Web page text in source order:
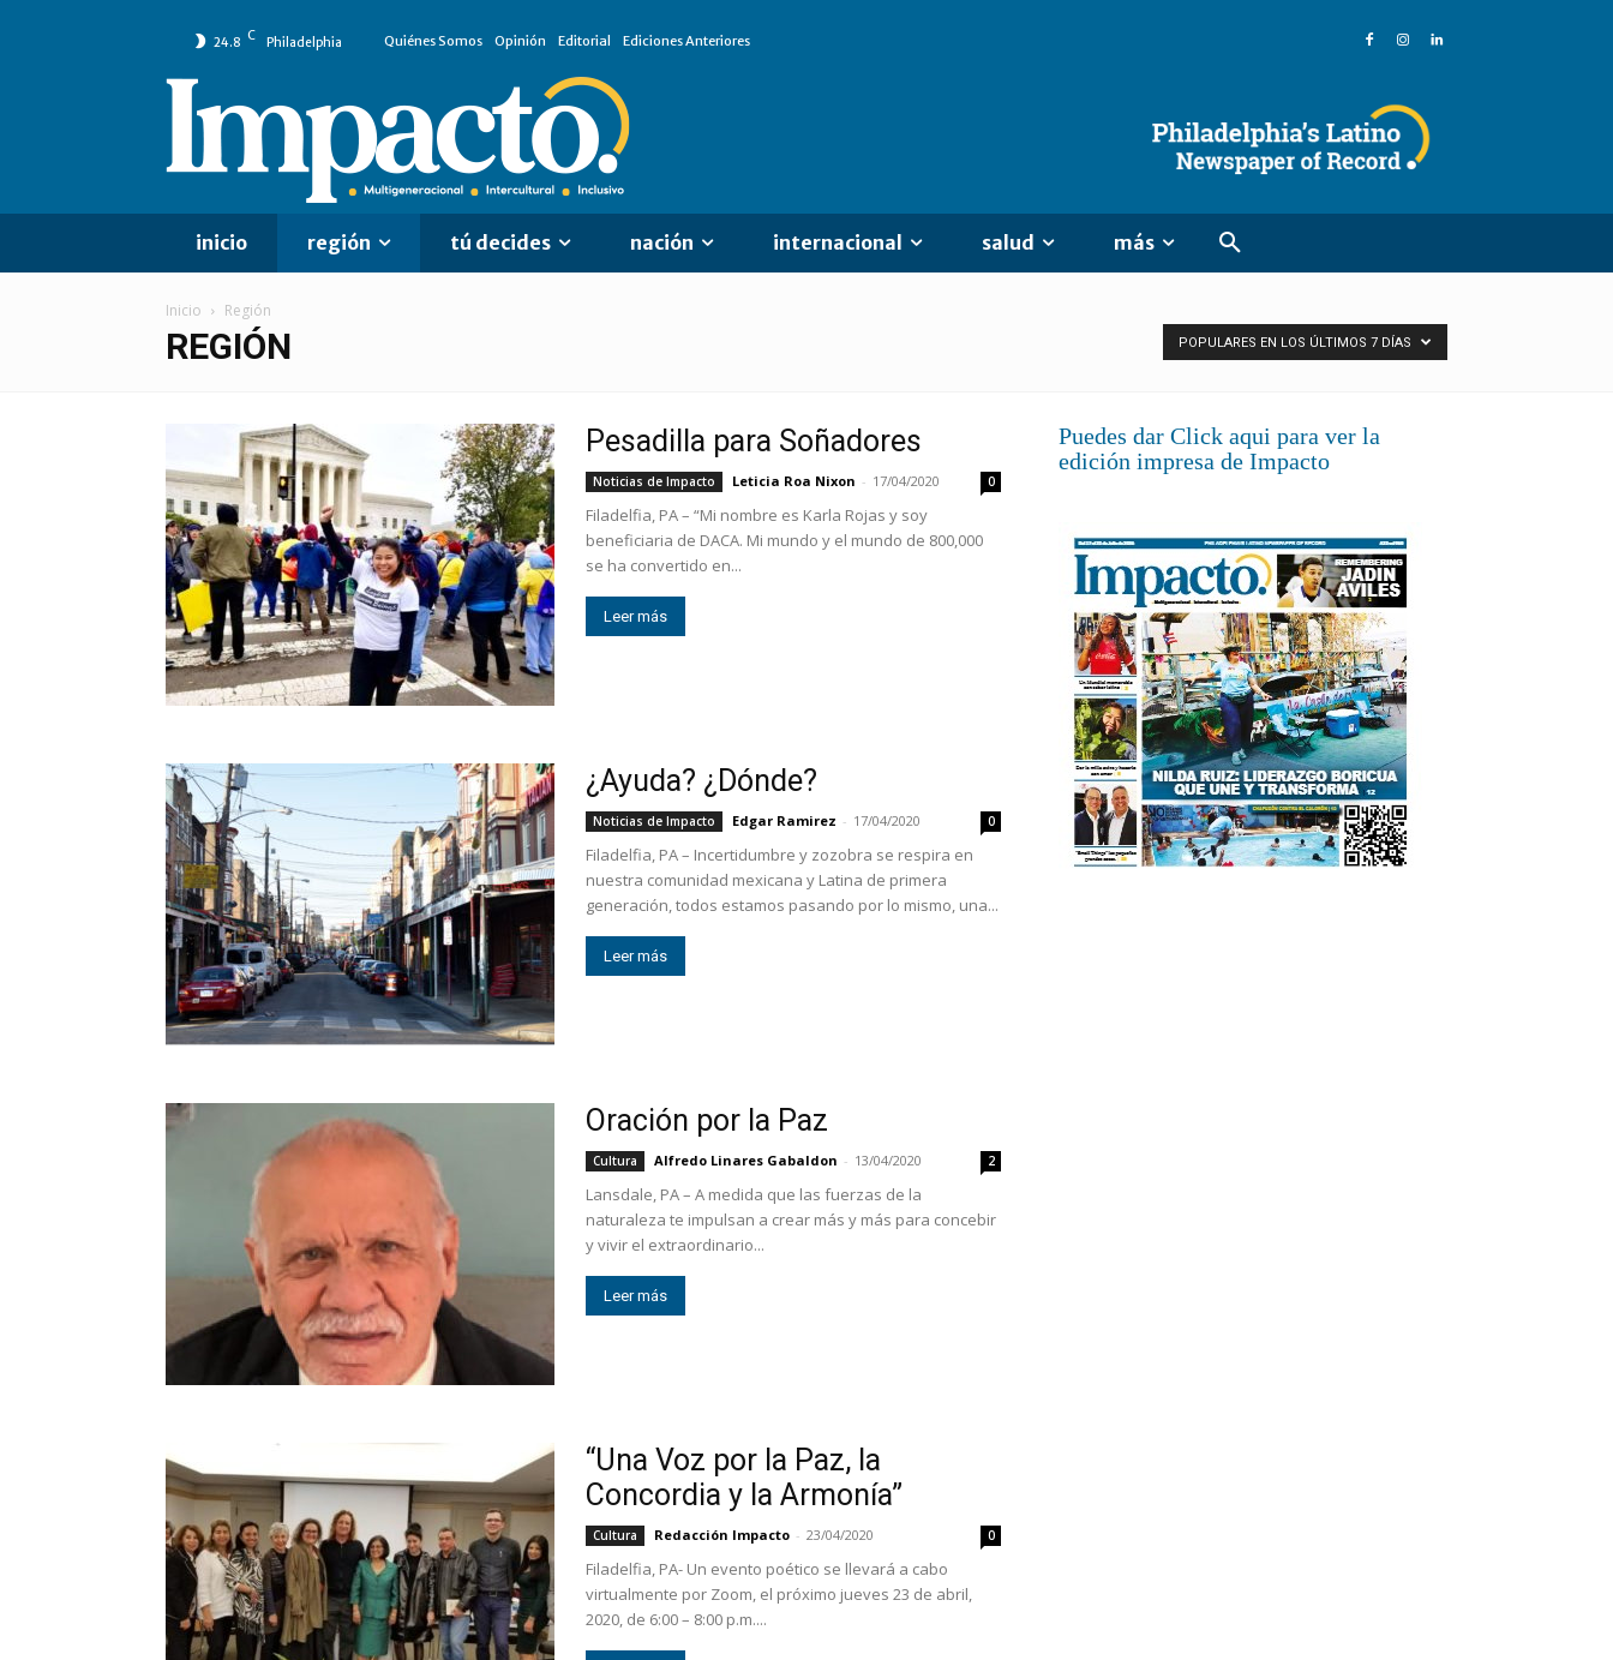
24.8 C Philadelphia Quiénes Somos Opinión Editorial Ediciones Anteriores
inicio región tú decides nación internacional salud más
Inicio Región
REGIÓN POPULARES EN LOS ÚLTIMOS 7 DÍAS
Pesadilla para Soñadores
Noticias de Impacto Leticia Roa Nixon - 17/04/2020 0
Filadelfia, PA – “Mi nombre es Karla Rojas y soy
beneficiaria de DACA. Mi mundo y el mundo de 800,000
se ha convertido en...
Leer más
¿Ayuda? ¿Dónde?
Noticias de Impacto Edgar Ramirez - 17/04/2020 0
Filadelfia, PA – Incertidumbre y zozobra se respira en
nuestra comunidad mexicana y Latina de primera
generación, todos estamos pasando por lo mismo, una...
Leer más
Oración por la Paz
Cultura Alfredo Linares Gabaldon - 13/04/2020 2
Lansdale, PA – A medida que las fuerzas de la
naturaleza te impulsan a crear más y más para concebir
y vivir el extraordinario...
Leer más
“Una Voz por la Paz, la
Concordia y la Armonía”
Cultura Redacción Impacto - 23/04/2020 0
Filadelfia, PA- Un evento poético se llevará a cabo
virtualmente por Zoom, el próximo jueves 23 de abril,
2020, de 6:00 – 8:00 p.m....
Puedes dar Click aqui para ver la
edición impresa de Impacto